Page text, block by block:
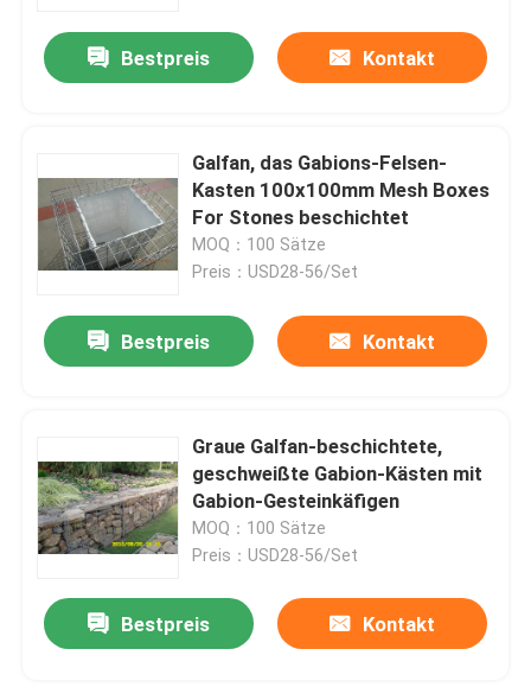
Flughafensicherheits-Fechten
Stahl-Schleppmatte
Ziehen Sie Kette Harrow
Rasiermesserdrahtzaun
Bestpreis Kontakt
Galfan, das Gabions-Felsen-
Kasten 100x100mm Mesh Boxes
For Stones beschichtet
MOQ：100 Sätze
Preis：USD28-56/Set
Bestpreis Kontakt
Graue Galfan-beschichtete,
geschweißte Gabion-Kästen mit
Gabion-Gesteinkäfigen
MOQ：100 Sätze
Preis：USD28-56/Set
Bestpreis Kontakt